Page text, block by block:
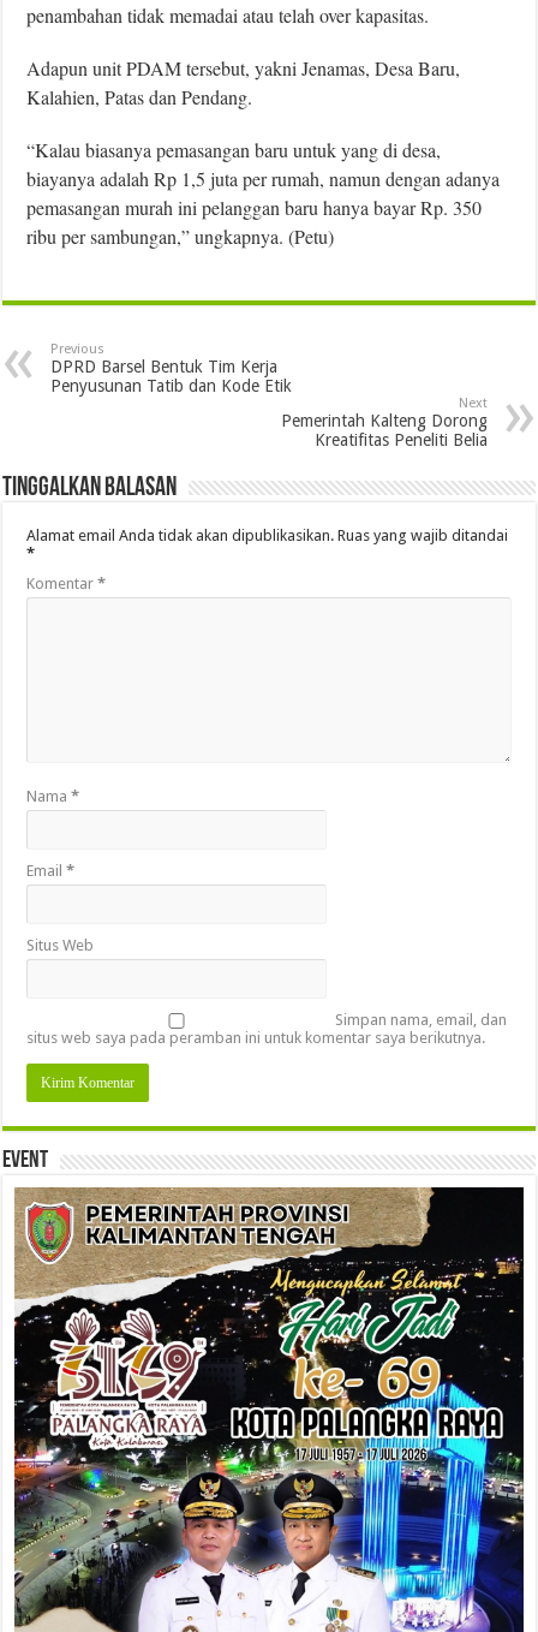
penambahan tidak memadai atau telah over kapasitas.
Adapun unit PDAM tersebut, yakni Jenamas, Desa Baru,
Kalahien, Patas dan Pendang.
“Kalau biasanya pemasangan baru untuk yang di desa,
biayanya adalah Rp 1,5 juta per rumah, namun dengan adanya
pemasangan murah ini pelanggan baru hanya bayar Rp. 350
ribu per sambungan,” ungkapnya. (Petu)
Previous
DPRD Barsel Bentuk Tim Kerja
Penyusunan Tatib dan Kode Etik
Next
Pemerintah Kalteng Dorong
Kreatifitas Peneliti Belia
Tinggalkan Balasan
Alamat email Anda tidak akan dipublikasikan. Ruas yang wajib ditandai
*
Komentar*
Nama*
Email*
Situs Web
Simpan nama, email, dan
situs web saya pada peramban ini untuk komentar saya berikutnya.
Event